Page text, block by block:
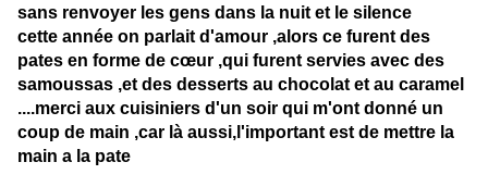
sans renvoyer les gens dans la nuit et le silence
cette année on parlait d'amour ,alors ce furent des
pates en forme de cœur ,qui furent servies avec des
samoussas ,et des desserts au chocolat et au caramel
....merci aux cuisiniers d'un soir qui m'ont donné un
coup de main ,car là aussi,l'important est de mettre la
main a la pate